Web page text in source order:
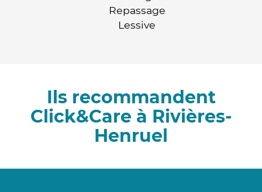
Repassage
Lessive
Ils recommandent
Click&Care à Rivières-
Henruel